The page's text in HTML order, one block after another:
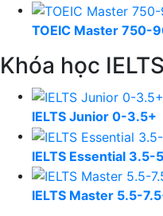
TOEIC Master 750-
Khóa học IELTS
IELTS Junior 0-3.5+
IELTS Essential 3.5-
IELTS Master 5.5-